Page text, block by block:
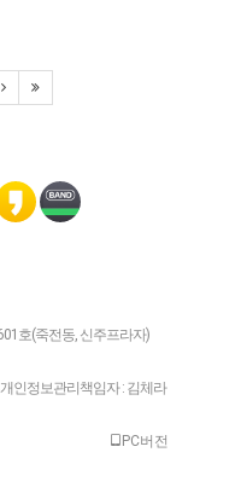
호(죽전동, 신주프라자)
인정보관리책임자 : 김체라
PC버전